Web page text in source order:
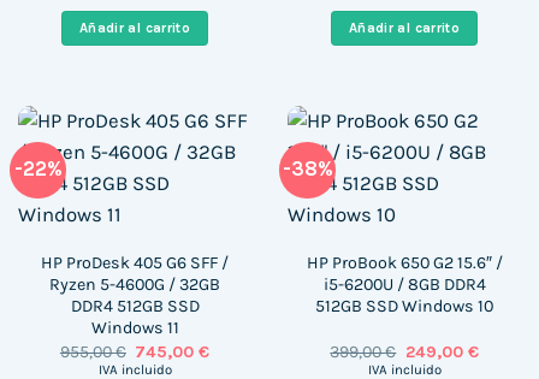
era:
277,00 €.
es:
148,00 €.
Añadir al carrito
era:
379,00 €.
es:
267,00
Añadir al carrito
-22%
HP ProDesk 405 G6 SFF /
Ryzen 5-4600G / 32GB
DDR4 512GB SSD
Windows 11
955,00€ El
precio
745,00€El
IVA incluido
-38%
HP ProBook 650 G2 15.6″ /
i5-6200U / 8GB DDR4
512GB SSD Windows 10
399,00€ El
precio
249,00 €El
IVA incluido